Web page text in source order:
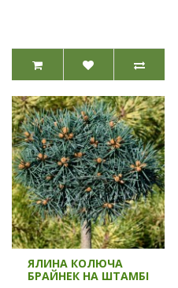
ЯЛИНА КОЛЮЧА
БРАЙНЕК НА ШТАМБІ